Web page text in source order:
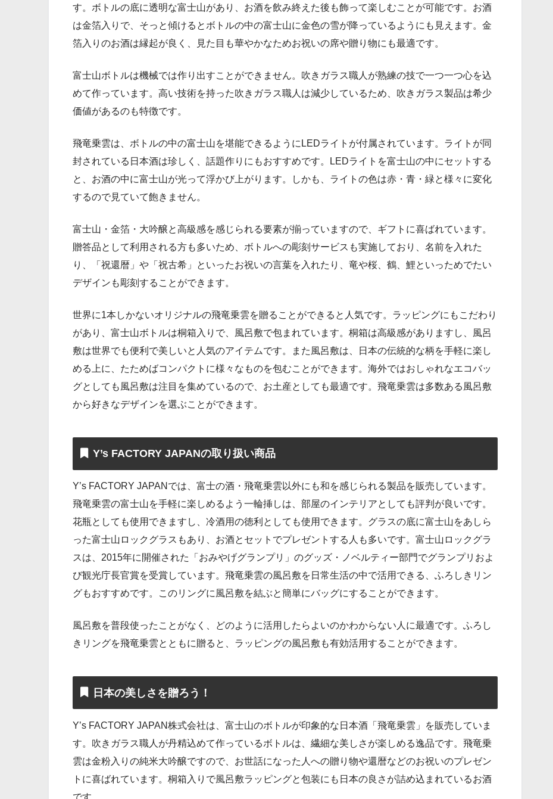
す。ボトルの底に透明な富士山があり、お酒を飲み終えた後も飾って楽しむことが可能です。お酒
は金箔入りで、そっと傾けるとボトルの中の富士山に金色の雪が降っているようにも見えます。金
箔入りのお酒は縁起が良く、見た目も華やかなためお祝いの席や贈り物にも最適です。
富士山ボトルは機械では作り出すことができません。吹きガラス職人が熟練の技で一つ一つ心を込
めて作っています。高い技術を持った吹きガラス職人は減少しているため、吹きガラス製品は希少
価値があるのも特徴です。
飛竜乗雲は、ボトルの中の富士山を堪能できるようにLEDライトが付属されています。ライトが同
封されている日本酒は珍しく、話題作りにもおすすめです。LEDライトを富士山の中にセットする
と、お酒の中に富士山が光って浮かび上がります。しかも、ライトの色は赤・青・緑と様々に変化
するので見ていて飽きません。
富士山・金箔・大吟醸と高級感を感じられる要素が揃っていますので、ギフトに喜ばれています。
贈答品として利用される方も多いため、ボトルへの彫刻サービスも実施しており、名前を入れた
り、「祝還暦」や「祝古希」といったお祝いの言葉を入れたり、竜や桜、鶴、鯉といっためでたい
デザインも彫刻することができます。
世界に1本しかないオリジナルの飛竜乗雲を贈ることができると人気です。ラッピングにもこだわり
があり、富士山ボトルは桐箱入りで、風呂敷で包まれています。桐箱は高級感がありますし、風呂
敷は世界でも便利で美しいと人気のアイテムです。また風呂敷は、日本の伝統的な柄を手軽に楽し
める上に、たためばコンパクトに様々なものを包むことができます。海外ではおしゃれなエコバッ
グとしても風呂敷は注目を集めているので、お土産としても最適です。飛竜乗雲は多数ある風呂敷
から好きなデザインを選ぶことができます。
Y’s FACTORY JAPANの取り扱い商品
Y’s FACTORY JAPANでは、富士の酒・飛竜乗雲以外にも和を感じられる製品を販売しています。
飛竜乗雲の富士山を手軽に楽しめるよう一輪挿しは、部屋のインテリアとしても評判が良いです。
花瓶としても使用できますし、冷酒用の徳利としても使用できます。グラスの底に富士山をあしら
った富士山ロックグラスもあり、お酒とセットでプレゼントする人も多いです。富士山ロックグラ
スは、2015年に開催された「おみやげグランプリ」のグッズ・ノベルティー部門でグランプリおよ
び観光庁長官賞を受賞しています。飛竜乗雲の風呂敷を日常生活の中で活用できる、ふろしきリン
グもおすすめです。このリングに風呂敷を結ぶと簡単にバッグにすることができます。
風呂敷を普段使ったことがなく、どのように活用したらよいのかわからない人に最適です。ふろし
きリングを飛竜乗雲とともに贈ると、ラッピングの風呂敷も有効活用することができます。
日本の美しさを贈ろう！
Y’s FACTORY JAPAN株式会社は、富士山のボトルが印象的な日本酒「飛竜乗雲」を販売していま
す。吹きガラス職人が丹精込めて作っているボトルは、繊細な美しさが楽しめる逸品です。飛竜乗
雲は金粉入りの純米大吟醸ですので、お世話になった人への贈り物や還暦などのお祝いのプレゼン
トに喜ばれています。桐箱入りで風呂敷ラッピングと包装にも日本の良さが詰め込まれているお酒
です。